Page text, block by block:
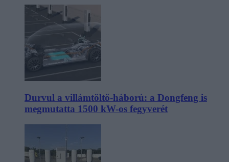
Durvul a villámtöltő-háború: a Dongfeng is
megmutatta 1500 kW-os fegyverét